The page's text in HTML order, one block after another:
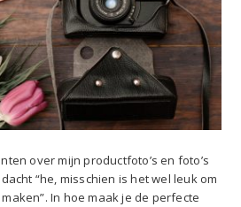
over mijn productfoto’s en foto’s
“he, misschien is het wel leuk om
In hoe maak je de perfecte